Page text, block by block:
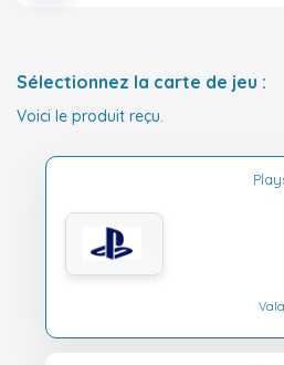
Sélectionnez la carte de jeu :
Voici le produit reçu.